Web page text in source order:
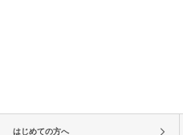
はじめての方へ